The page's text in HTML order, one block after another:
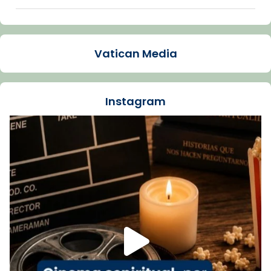
Arquebisbat de Barcelona
La Carmina va patir depressió. Fa gairebé
dos mesos, a l'Estadi Lluís Companys, la
Recupera l'entrevista comp
Vatican
tican News 👇
www.vaticannews.va/es/iglesia/news/2026-
07/carmina-historia-depresion-papa-viaje-
espana-testimoni...
Foto
View on Facebook · Share
Arquebisbat de Barcelona
Vatican Media
Instagram